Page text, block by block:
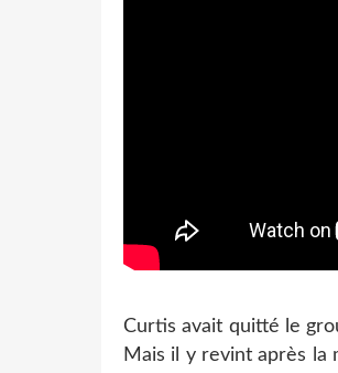
Curtis avait quitté le
Mais il y revint après la